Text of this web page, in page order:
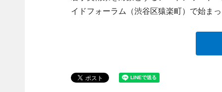
イドフォーラム（渋谷区猿楽町）で始ま